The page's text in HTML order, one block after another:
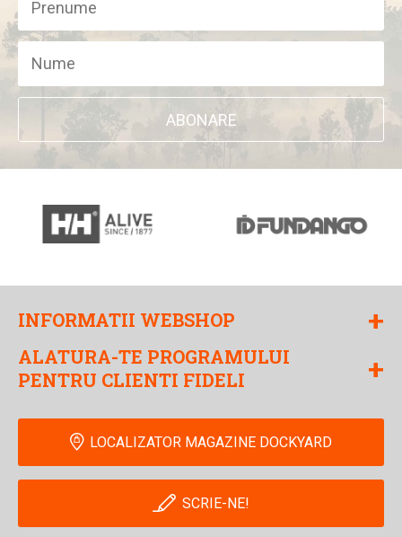
ABONARE
INFORMATII WEBSHOP +
ALATURA-TE PROGRAMULUI
PENTRU CLIENTI FIDELI
+
LOCALIZATOR MAGAZINE DOCKYARD
SCRIE-NE!